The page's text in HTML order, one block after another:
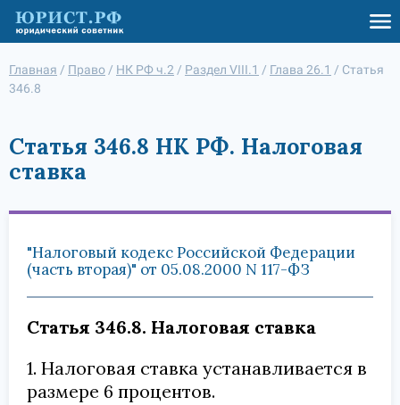
Главная / Право / НК РФ ч.2 / Раздел VIII.1 / Глава 26.1 / Статья
346.8
Статья 346.8 НК РФ. Налоговая
ставка
"Налоговый кодекс Российской Федерации
(часть вторая)" от 05.08.2000 N 117-ФЗ
Статья 346.8. Налоговая ставка
1. Налоговая ставка устанавливается в
размере 6 процентов.